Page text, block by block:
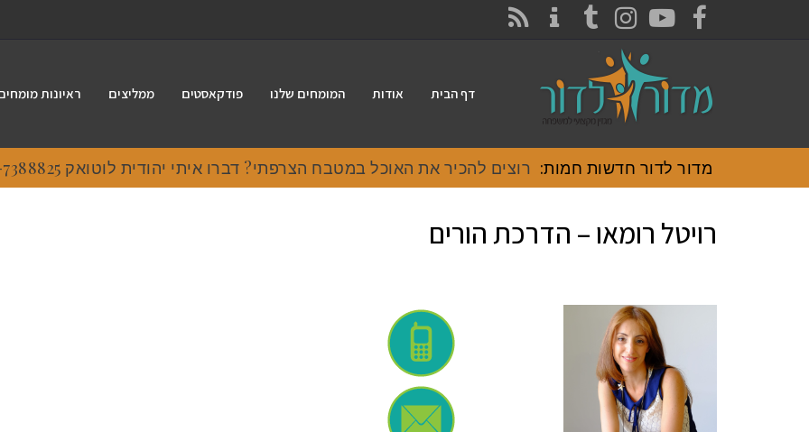
FACEBOOK
YOUTUBE
INSTAGRAM
TUMBLR
דף הבית אודות המומחים שלנו פודקאסטים ממליצים ראיונות
מדור לדור חדשות חמות: רוצים להכיר את האוכל במטבח הצרפתי? דברו איתי יהודית לוטואק 054-7388825.
רויטל רומאו – הדרכת הורים